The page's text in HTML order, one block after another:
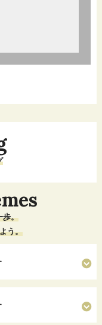
歩。
う。